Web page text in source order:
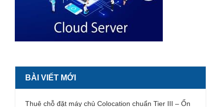
BÀI VIẾT MỚI
Thuê chỗ đặt máy chủ Colocation chuẩn Tier III – Ổn